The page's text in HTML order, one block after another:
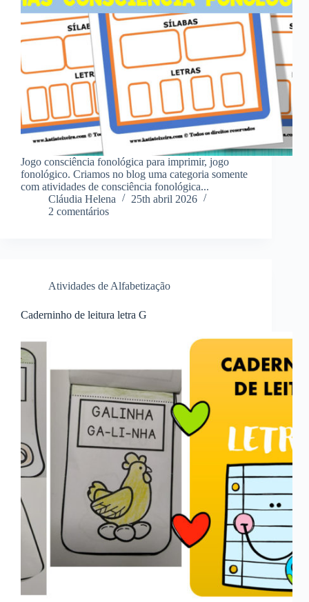
Jogo consciência fonológica para imprimir, jogo
fonológico. Criamos no blog uma categoria somente
com atividades de consciência fonológica...
Cláudia Helena
25th abril 2026
2 comentários
Atividades de Alfabetização
Caderninho de leitura letra G